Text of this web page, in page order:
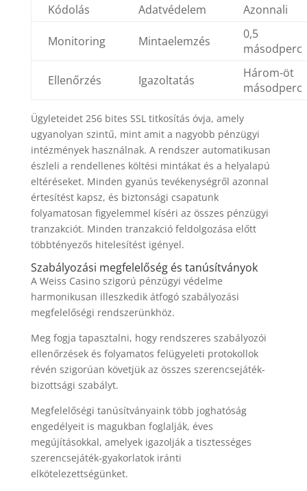
Kódolás Adatvédelem Azonnali
Monitoring Mintaelemzés
0,5
másodperc
Ellenőrzés Igazoltatás
Három-öt
másodperc
Ügyleteidet 256 bites SSL titkosítás óvja, amely
ugyanolyan szintű, mint amit a nagyobb pénzügyi
intézmények használnak. A rendszer automatikusan
észleli a rendellenes költési mintákat és a helyalapú
eltéréseket. Minden gyanús tevékenységről azonnal
értesítést kapsz, és biztonsági csapatunk
folyamatosan figyelemmel kíséri az összes pénzügyi
tranzakciót. Minden tranzakció feldolgozása előtt
többtényezős hitelesítést igényel.
Szabályozási megfelelőség és tanúsítványok
A Weiss Casino szigorú pénzügyi védelme
harmonikusan illeszkedik átfogó szabályozási
megfelelőségi rendszerünkhöz.
Meg fogja tapasztalni, hogy rendszeres szabályozói
ellenőrzések és folyamatos felügyeleti protokollok
révén szigorúan követjük az összes szerencsejáték-
bizottsági szabályt.
Megfelelőségi tanúsítványaink több joghatóság
engedélyeit is magukban foglalják, éves
megújításokkal, amelyek igazolják a tisztességes
szerencsejáték-gyakorlatok iránti
elkötelezettségünket.